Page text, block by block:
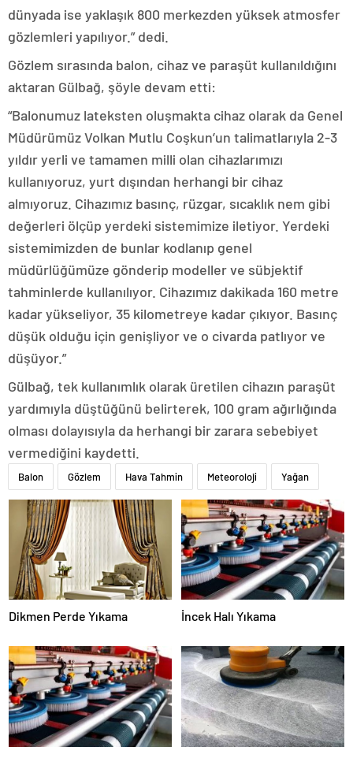
dünyada ise yaklaşık 800 merkezden yüksek atmosfer
gözlemleri yapılıyor.” dedi.
Gözlem sırasında balon, cihaz ve paraşüt kullanıldığını
aktaran Gülbağ, şöyle devam etti:
“Balonumuz lateksten oluşmakta cihaz olarak da Genel
Müdürümüz Volkan Mutlu Coşkun’un talimatlarıyla 2-3
yıldır yerli ve tamamen milli olan cihazlarımızı
kullanıyoruz, yurt dışından herhangi bir cihaz
almıyoruz. Cihazımız basınç, rüzgar, sıcaklık nem gibi
değerleri ölçüp yerdeki sistemimize iletiyor. Yerdeki
sistemimizden de bunlar kodlanıp genel
müdürlüğümüze gönderip modeller ve sübjektif
tahminlerde kullanılıyor. Cihazımız dakikada 160 metre
kadar yükseliyor, 35 kilometreye kadar çıkıyor. Basınç
düşük olduğu için genişliyor ve o civarda patlıyor ve
düşüyor.”
Gülbağ, tek kullanımlık olarak üretilen cihazın paraşüt
yardımıyla düştüğünü belirterek, 100 gram ağırlığında
olması dolayısıyla da herhangi bir zarara sebebiyet
vermediğini kaydetti.
Balon Gözlem Hava Tahmin Meteoroloji Yağan
Dikmen Perde Yıkama İncek Halı Yıkama